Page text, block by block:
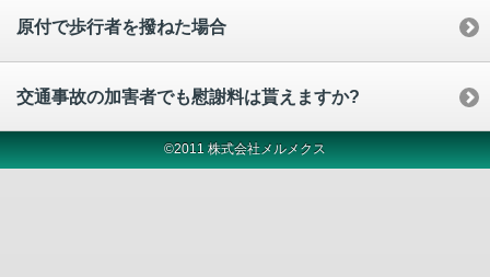
原付で歩行者を撥ねた場合
交通事故の加害者でも慰謝料は貰えますか?
©2011 株式会社メルメクス